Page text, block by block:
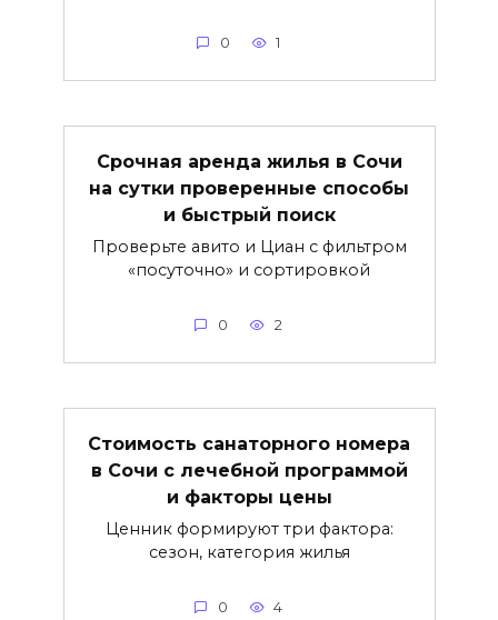
0 1
Срочная аренда жилья в Сочи
на сутки проверенные способы
и быстрый поиск
Проверьте авито и Циан с фильтром
«посуточно» и сортировкой
0 2
Стоимость санаторного номера
в Сочи с лечебной программой
и факторы цены
Ценник формируют три фактора:
сезон, категория жилья
0 4